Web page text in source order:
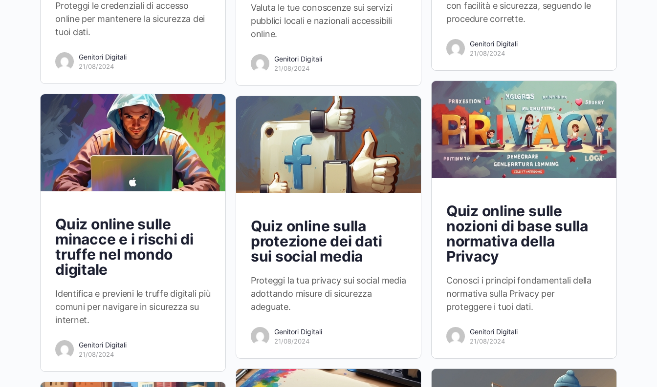
Proteggi le credenziali di accesso
online per mantenere la sicurezza dei
tuoi dati.
Genitori Digitali
21/08/2024
Valuta le tue conoscenze sui servizi
pubblici locali e nazionali accessibili
online.
Genitori Digitali
21/08/2024
con facilità e sicurezza, seguendo le
procedure corrette.
Genitori Digitali
21/08/2024
Quiz online sulle
nozioni di base sulla
normativa della
Privacy
Conosci i principi fondamentali della
normativa sulla Privacy per
proteggere i tuoi dati.
Genitori Digitali
21/08/2024
Quiz online sulle
minacce e i rischi di
truffe nel mondo
digitale
Identifica e previeni le truffe digitali più
comuni per navigare in sicurezza su
internet.
Genitori Digitali
21/08/2024
Quiz online sulla
protezione dei dati
sui social media
Proteggi la tua privacy sui social media
adottando misure di sicurezza
adeguate.
Genitori Digitali
21/08/2024